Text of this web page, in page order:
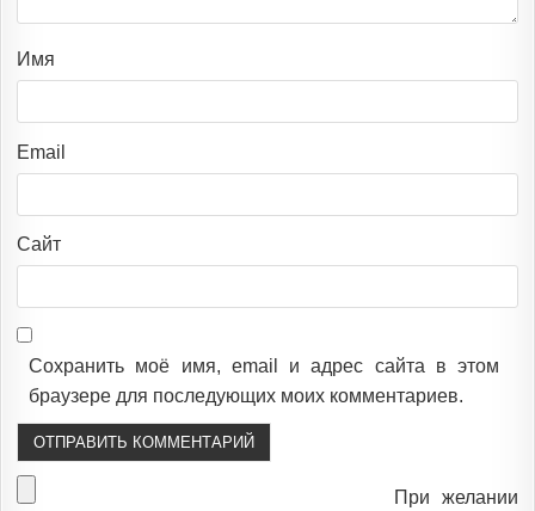
Имя
Email
Сайт
Сохранить моё имя, email и адрес сайта в этом
браузере для последующих моих комментариев.
При желании